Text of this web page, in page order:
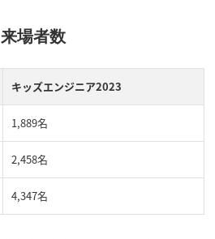
来場者数
キッズエンジニア2023
1,889名
2,458名
4,347名